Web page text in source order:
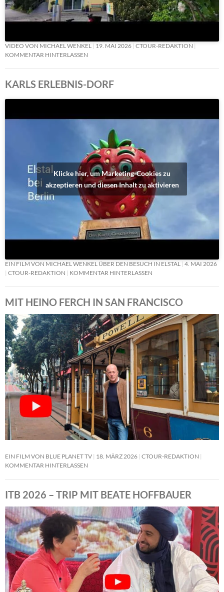
VIDEO VON MICHAEL WENKEL 19. MAI 2026 CTOUR-REDAKTION
KOMMENTAR HINTERLASSEN
KARLS ERLEBNIS-DORF
Klicke hier, um Marketing-Cookies zu
akzeptieren und diesen Inhalt zu aktivieren
EIN FILM VON MICHAEL WENKEL ÜBER DEN BESUCH IN ELSTAL
4. MAI 2026
CTOUR-REDAKTION
KOMMENTAR HINTERLASSEN
MIT HEINO FERCH IN SAN FRANCISCO
EIN FILM VON BLUE PLANET TV 18. MÄRZ 2026 CTOUR-REDAKTION
KOMMENTAR HINTERLASSEN
ITB 2026 – TRIP MIT BEATE HOFFBAUER